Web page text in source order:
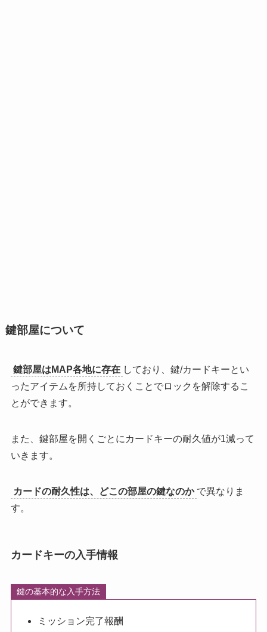
鍵部屋について
鍵部屋はMAP各地に存在 しており、 鍵/カードキーとい
ったアイテムを所持しておくことでロックを解除するこ
とができます。
また、鍵部屋を開くごとに カードキーの耐久値が1減って
いきます。
カードの耐久性は、どこの部屋の鍵なのか で異なりま
す。
カードキーの入手情報
鍵の基本的な入手方法
ミッション完了報酬